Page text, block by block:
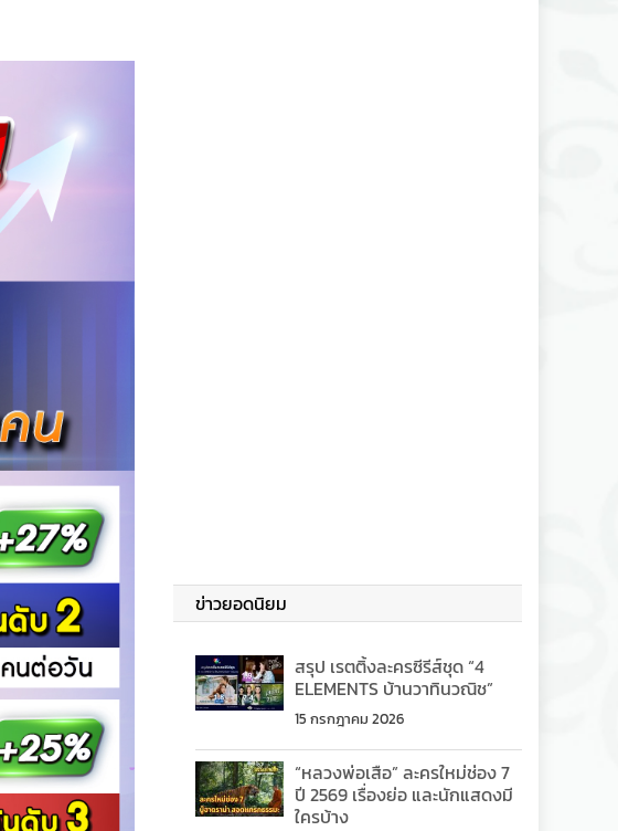
ข่าวยอดนิยม
สรุป เรตติ้งละครซีรีส์ชุด “4
ELEMENTS บ้านวาทินวณิช”
15 กรกฎาคม 2026
“หลวงพ่อเสือ” ละครใหม่ช่อง 7
ปี 2569 เรื่องย่อ และนักแสดงมี
ใครบ้าง